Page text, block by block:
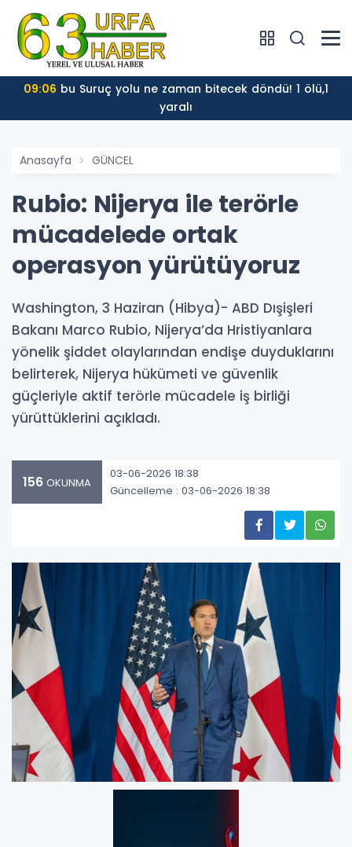
09:06
yaralı
Anasayfa GÜNCEL
Rubio: Nijerya ile terörle
mücadelede ortak
operasyon yürütüyoruz
Washington, 3 Haziran (Hibya)- ABD Dışişleri
Bakanı Marco Rubio, Nijerya’da Hristiyanlara
yönelik şiddet olaylarından endişe duyduklarını
belirterek, Nijerya hükümeti ve güvenlik
güçleriyle aktif terörle mücadele iş birliği
yürüttüklerini açıkladı.
156 OKUNMA
03-06-2026 18:38
Güncelleme : 03-06-2026 18:38